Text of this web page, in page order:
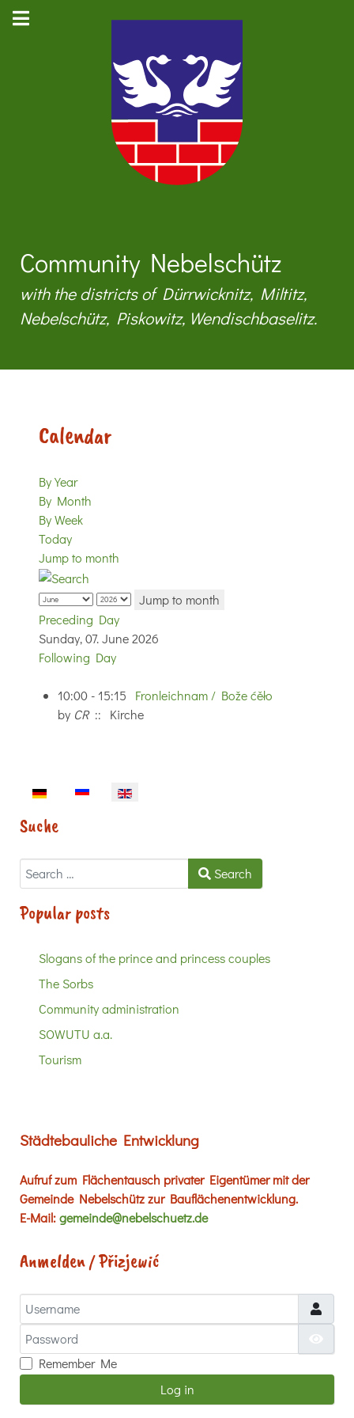
Community Nebelschütz
with the districts of Dürrwicknitz, Miltitz,
Nebelschütz, Piskowitz, Wendischbaselitz.
Calendar
By Year
By Month
By Week
Today
Jump to month
Jump to month
Preceding Day
Sunday, 07. June 2026
Following Day
10:00 - 15:15 Fronleichnam / Bože ćěło
by CR:: Kirche
Select your language
Suche
Search Search
Popular posts
Slogans of the prince and princess couples
The Sorbs
Community administration
SOWUTU a.a.
Tourism
Städtebauliche Entwicklung
Aufruf zum Flächentausch privater Eigentümer mit der
Gemeinde Nebelschütz zur Bauflächenentwicklung.
E-Mail:gemeinde@nebelschuetz.de
Anmelden / Přizjewić
Username
Password
Remember Me
Log in